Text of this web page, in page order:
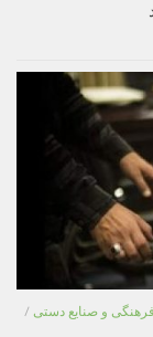
فرهنگی و صنایع دستی /